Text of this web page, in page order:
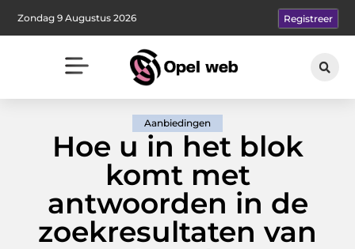
Zondag 9 Augustus 2026 Registreer
Aanbiedingen
Hoe u in het blok
komt met
antwoorden in de
zoekresultaten van